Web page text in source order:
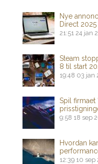
Nye
Direct 2025
21:51 24 jan
Steam
8 til start
19:48 03 jan
Spil firmaet
9:58 18 sep
Hvordan
12:39 10 sep